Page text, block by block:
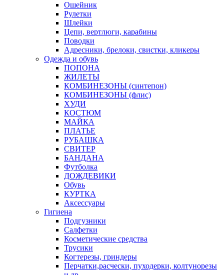
Ошейник
Рулетки
Шлейки
Цепи, вертлюги, карабины
Поводки
Адресники, брелоки, свистки, кликеры
Одежда и обувь
ПОПОНА
ЖИЛЕТЫ
КОМБИНЕЗОНЫ (синтепон)
КОМБИНЕЗОНЫ (флис)
ХУДИ
КОСТЮМ
МАЙКА
ПЛАТЬЕ
РУБАШКА
СВИТЕР
БАНДАНА
Футболка
ДОЖДЕВИКИ
Обувь
КУРТКА
Аксессуары
Гигиена
Подгузники
Салфетки
Косметические средства
Трусики
Когтерезы, гриндеры
Перчатки,расчески, пуходерки, колтунорезы